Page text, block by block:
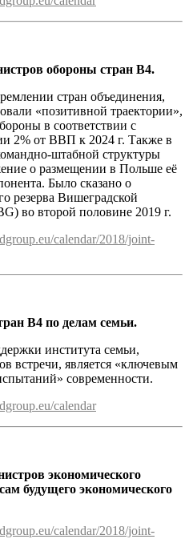
обороны стран В4.
стран объединения,
«позитивной траектории»,
в соответствии с
2% от ВВП к 2024 г. Также в
штабной структуры
о размещении в Польше её
Было сказано о
резерва Вишеградской
во второй половине 2019 г.
calendar/2018/joint-
В4 по делам семьи.
института семьи,
встречи, является «ключевым
современности.
calendar
экономического
будущего экономического
calendar/2018/joint-